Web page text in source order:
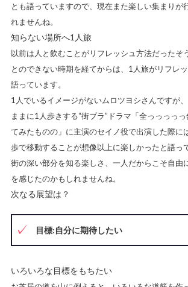
とも語っていますので、現在また楽しい集まりが
れませんね。
知らない場所へ1人旅
以前は人と飲むことがリフレッシュ方法だったそ
とのできない時期を経てからは、1人旅がリフレ
語っています。
1人でいるイメージがないムロツヨシさんですが
ままに1人歩きする“街ブラ”ドラマ「全っっっっ
てみたものの」に主演のセイノ役で出演した際に
歩で移動することが想像以上に楽しかったと語っ
街の深い部分を知る楽しさ、一人だからこそ自由
を感じたのかもしれませんね。
次なる展望は？
目標:自分に期待したい
いろいろな目標をもちたい